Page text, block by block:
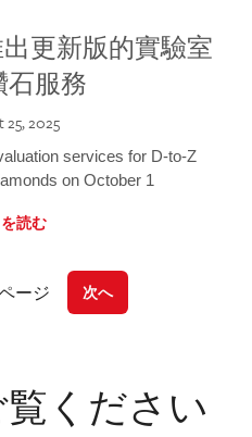
出更新版的實驗室
石服務
25, 2025
services for D-to-Z
on October 1
読む
ージ 次へ
ください